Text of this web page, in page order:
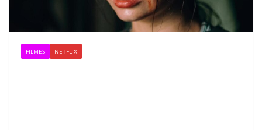
FILMES NETFLIX